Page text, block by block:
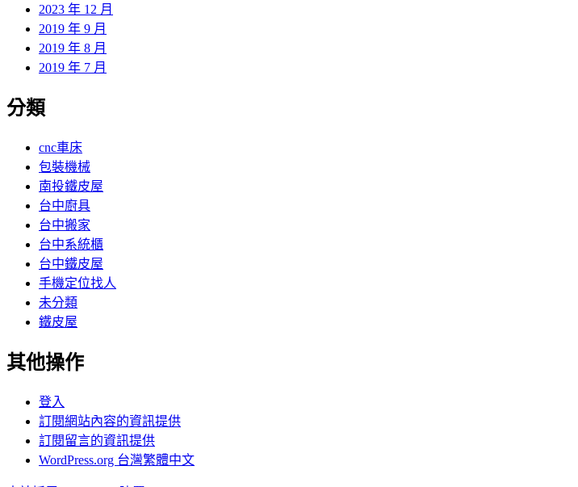
2023 年 12 月
2019 年 9 月
2019 年 8 月
2019 年 7 月
分類
cnc車床
包裝機械
南投鐵皮屋
台中廚具
台中搬家
台中系統櫃
台中鐵皮屋
手機定位找人
未分類
鐵皮屋
其他操作
登入
訂閱網站內容的資訊提供
訂閱留言的資訊提供
WordPress.org 台灣繁體中文